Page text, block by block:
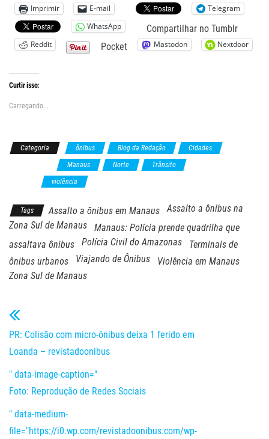
Imprimir E-mail
Telegram
WhatsApp
Compartilhar no Tumblr
Reddit Pocket Mastodon Nextdoor
Curtir isso:
Carregando...
Categoria ônibus Blog da Redação
Cidades
Manaus Norte Trânsito
violência
Tags Assalto a ônibus em Manaus
Assalto a ônibus na
Zona Sul de Manaus
Manaus: Polícia prende quadrilha que
assaltava ônibus
Polícia Civil do Amazonas
Terminais de
ônibus urbanos
Viajando de Ônibus
Violência em Manaus
Zona Sul de Manaus
PR: Colisão com micro-ônibus deixa 1 ferido em
Loanda – revistadoonibus
" data-image-caption="
Foto: Reprodução de Redes Sociais
" data-medium-
file="https://i0.wp.com/revistadoonibus.com/wp-